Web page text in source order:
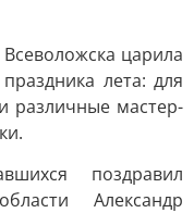
царила
лета: для
различные мастер-
поздравил
Александр